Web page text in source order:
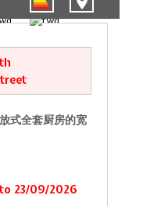
式全套厨房的宽
23/09/2026